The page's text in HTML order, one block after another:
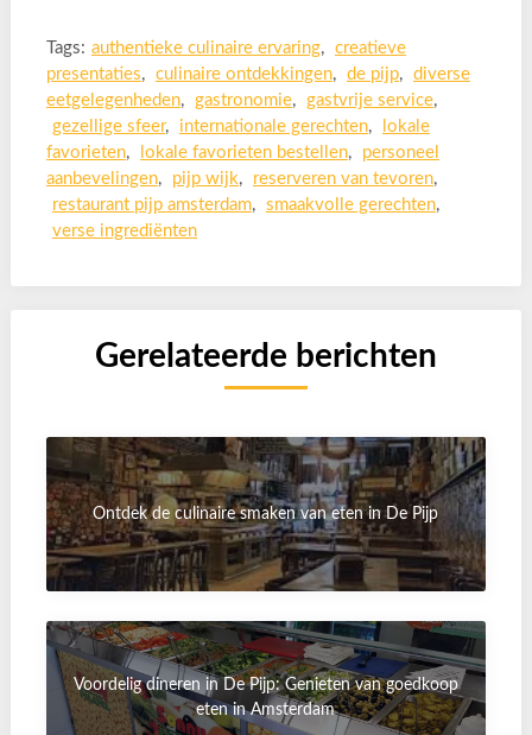
Tags: authentieke culinaire ervaring, creatieve
presentaties, culinaire ontdekkingen, de pijp, diverse
eetgelegenheden, gastronomie, gastvrije service,
gezellige sfeer, internationale gerechten,
lokale
favorieten, lokale favorieten bestellen,
personeel
aanbevelingen, pijp wijk, reserveren van tevoren,
restaurant pijp amsterdam, smaakvolle gerechten,
verse ingrediënten
Gerelateerde berichten
Ontdek de culinaire smaken van eten in De Pijp
Voordelig dineren in De Pijp: Genieten van goedkoop
eten in Amsterdam